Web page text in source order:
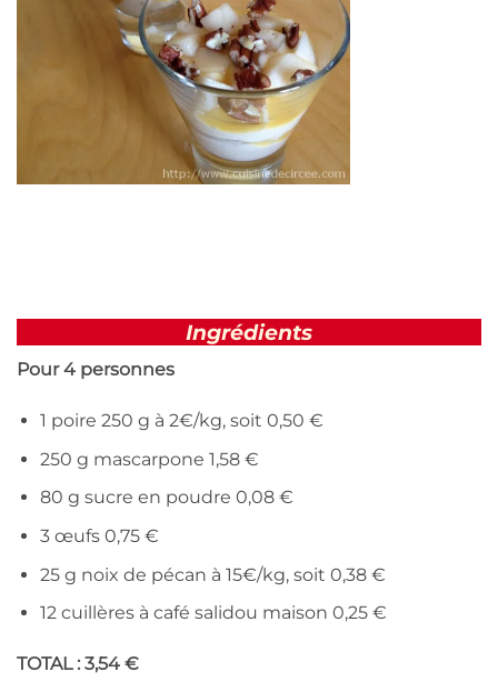
Ingrédients
Pour 4 personnes
1 poire 250 g à 2€/kg, soit 0,50 €
250 g mascarpone 1,58 €
80 g sucre en poudre 0,08 €
3 œufs 0,75 €
25 g noix de pécan à 15€/kg, soit 0,38 €
12 cuillères à café salidou maison 0,25 €
TOTAL : 3,54 €